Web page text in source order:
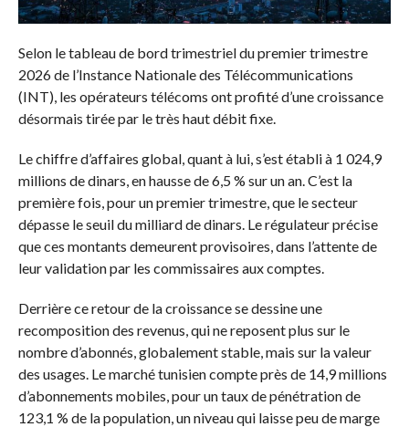
Selon le tableau de bord trimestriel du premier trimestre
2026 de l’Instance Nationale des Télécommunications
(INT), les opérateurs télécoms ont profité d’une croissance
désormais tirée par le très haut débit fixe.
Le chiffre d’affaires global, quant à lui, s’est établi à 1 024,9
millions de dinars, en hausse de 6,5 % sur un an. C’est la
première fois, pour un premier trimestre, que le secteur
dépasse le seuil du milliard de dinars. Le régulateur précise
que ces montants demeurent provisoires, dans l’attente de
leur validation par les commissaires aux comptes.
Derrière ce retour de la croissance se dessine une
recomposition des revenus, qui ne reposent plus sur le
nombre d’abonnés, globalement stable, mais sur la valeur
des usages. Le marché tunisien compte près de 14,9 millions
d’abonnements mobiles, pour un taux de pénétration de
123,1 % de la population, un niveau qui laisse peu de marge